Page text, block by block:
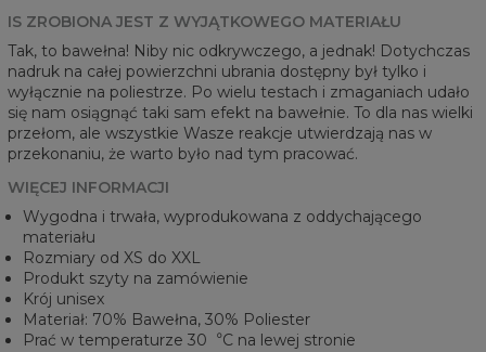
IS ZROBIONA JEST Z WYJĄTKOWEGO MATERIAŁU
Tak, to bawełna! Niby nic odkrywczego, a jednak! Dotychczas
nadruk na całej powierzchni ubrania dostępny był tylko i
wyłącznie na poliestrze. Po wielu testach i zmaganiach udało
się nam osiągnąć taki sam efekt na bawełnie. To dla nas wielki
przełom, ale wszystkie Wasze reakcje utwierdzają nas w
przekonaniu, że warto było nad tym pracować.
WIĘCEJ INFORMACJI
Wygodna i trwała, wyprodukowana z oddychającego
materiału
Rozmiary od XS do XXL
Produkt szyty na zamówienie
Krój unisex
Materiał: 70% Bawełna, 30% Poliester
Prać w temperaturze 30︒C na lewej stronie